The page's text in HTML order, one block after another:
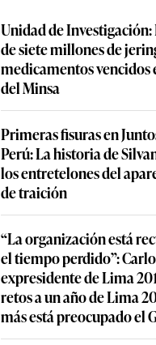
Unidad de
de siete millones de
medicamentos vencidos
del Minsa
Primeras fisuras en
Perú: La historia de
los entretelones del
de traición
“La organización está
el tiempo perdido”:
expresidente de Lima
retos a un año de Lima
más está preocupado el